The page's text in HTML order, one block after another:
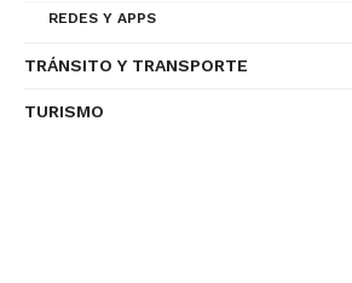
REDES Y APPS
TRÁNSITO Y TRANSPORTE
TURISMO